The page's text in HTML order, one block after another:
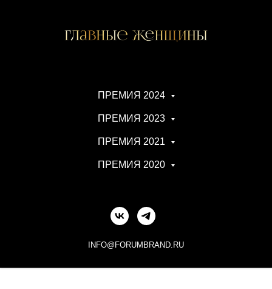
ПРЕМИЯ 2024
ПРЕМИЯ 2023
ПРЕМИЯ 2021
ПРЕМИЯ 2020
INFO@FORUMBRAND.RU